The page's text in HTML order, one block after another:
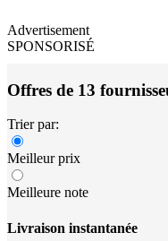
Advertisement
SPONSORISÉ
Offres de 13
Trier par:
Meilleur prix
Meilleure note
Livraison instantanée